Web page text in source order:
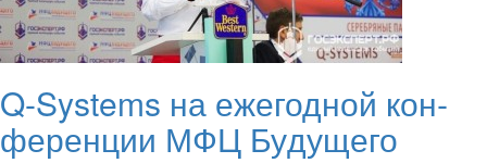
Q-​Systems на еже­год­ной кон­
фе­рен­ции МФЦ Бу­ду­ще­го